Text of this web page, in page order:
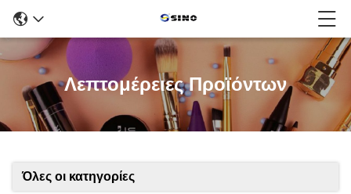
Λεπτομέρειες Προϊόντων
Όλες οι κατηγορίες